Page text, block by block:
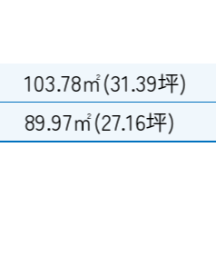
103.78㎡(31.39坪)
89.97㎡(27.16坪)